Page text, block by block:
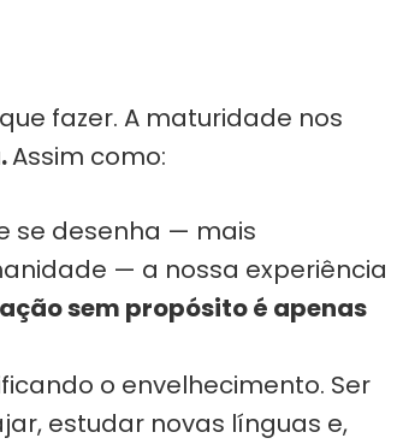
fazer. A maturidade nos
Assim como:
se desenha — mais
— a nossa experiência
sem propósito é apenas
o envelhecimento. Ser
estudar novas línguas e,